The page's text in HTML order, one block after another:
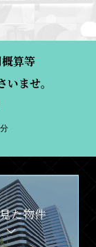
算等
ませ。
た物件